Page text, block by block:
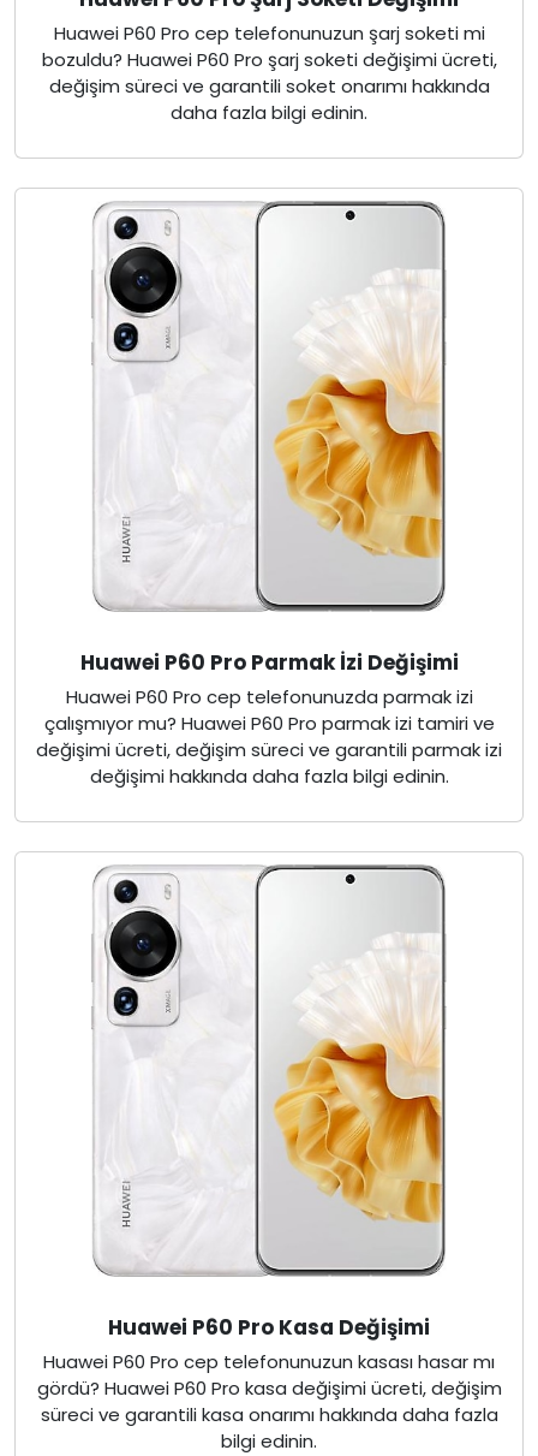
Huawei P60 Pro cep telefonunuzun şarj soketi mi
bozuldu? Huawei P60 Pro şarj soketi değişimi ücreti,
değişim süreci ve garantili soket onarımı hakkında
daha fazla bilgi edinin.
Huawei P60 Pro Parmak İzi Değişimi
Huawei P60 Pro cep telefonunuzda parmak izi
çalışmıyor mu? Huawei P60 Pro parmak izi tamiri ve
değişimi ücreti, değişim süreci ve garantili parmak izi
değişimi hakkında daha fazla bilgi edinin.
Huawei P60 Pro Kasa Değişimi
Huawei P60 Pro cep telefonunuzun kasası hasar mı
gördü? Huawei P60 Pro kasa değişimi ücreti, değişim
süreci ve garantili kasa onarımı hakkında daha fazla
bilgi edinin.